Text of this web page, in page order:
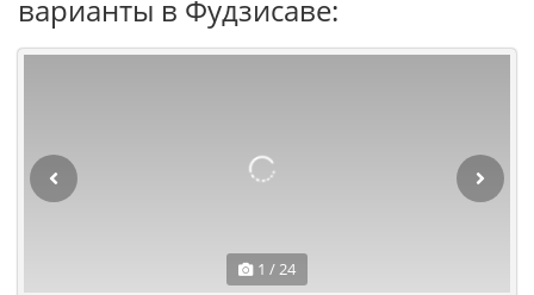
варианты в Фудзисаве:
1 / 24